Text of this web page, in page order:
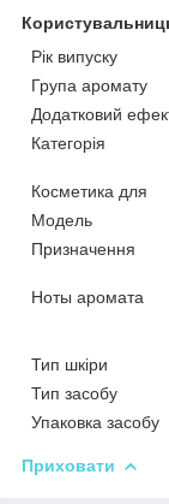
Рік випуску
Група аромату
Додатковий
Категорія
Косметика для
Мoдель
Призначення
Ноты аромата
Тип шкіри
Тип засобу
Упаковка засобу
Приховати